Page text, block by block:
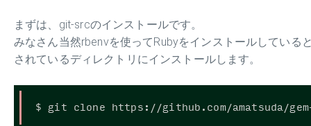
まずは、git-srcのインストールです。
みなさん当然rbenvを使ってRubyをインストールしてい
されているディレクトリにインストールします。